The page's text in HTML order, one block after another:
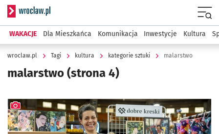
Serwis informacyjny wroclaw.pl
WAKACJE Dla Mieszkańca Komunikacja Inwestycje Kultura
wroclaw.pl Tagi kultura kategorie sztuki malarstwo
malarstwo (strona 4)